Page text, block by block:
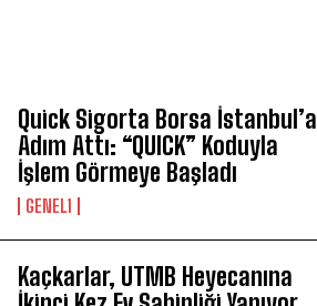
Quick Sigorta Borsa İstanbul’a
Adım Attı: “QUICK” Koduyla
İşlem Görmeye Başladı
GENEL1
Kaçkarlar, UTMB Heyecanına